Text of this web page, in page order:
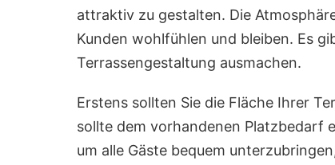
attraktiv zu gestalten. Die
Kunden wohlfühlen und bleiben. Es
Terrassengestaltung ausmachen.
Erstens sollten Sie die Fläche Ihrer
sollte dem vorhandenen Platzbedarf
um alle Gäste bequem